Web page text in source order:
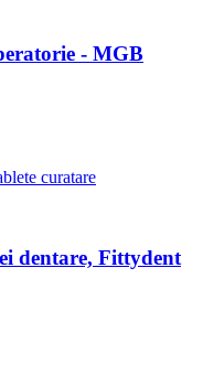
- MGB
dentare, Fittydent